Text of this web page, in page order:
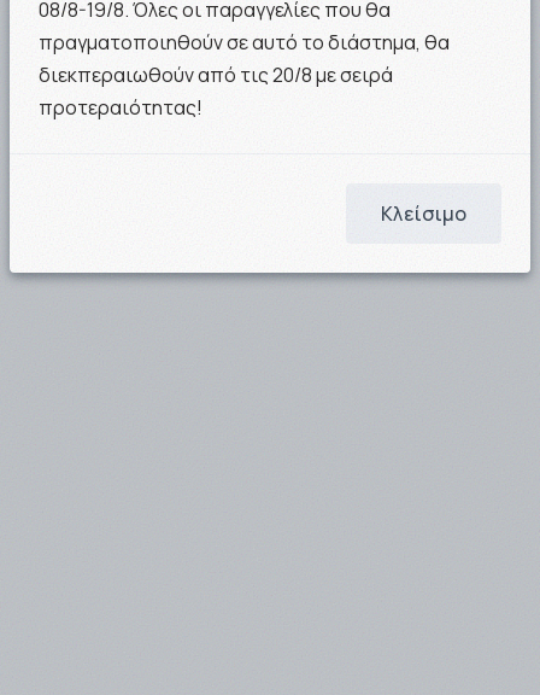
17.60€
ΣΤΟ ΚΑΛΑΘΙ
15.60€
08/8-19/8. Όλες οι παραγγελίες που θα
πραγματοποιηθούν σε αυτό το διάστημα, θα
διεκπεραιωθούν από τις 20/8 με σειρά
προτεραιότητας!
Κλείσιμο